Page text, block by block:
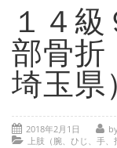
- 部位別解説 ～
- 高次脳機能障
保険の百科事典
ご相談・お問い
１４
部骨折
埼玉県
2018年2月1日
上肢（腕、ひじ、手、